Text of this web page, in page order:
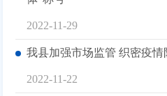
2022-11-29
我县加强市场监管 织密疫情
2022-11-22